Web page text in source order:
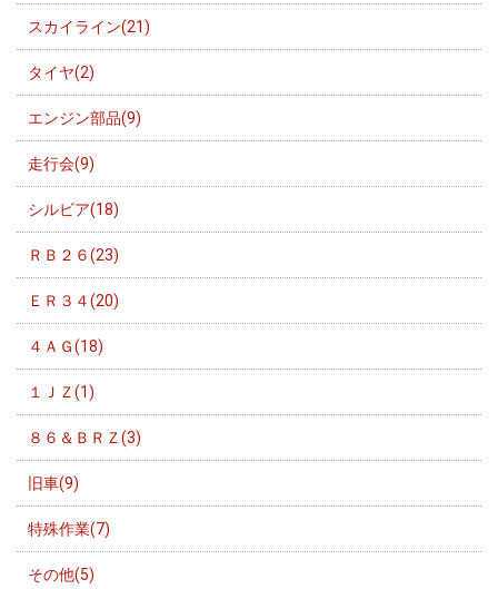
スカイライン(21)
タイヤ(2)
エンジン部品(9)
走行会(9)
シルビア(18)
ＲＢ２６(23)
ＥＲ３４(20)
４ＡＧ(18)
１ＪＺ(1)
８６＆ＢＲＺ(3)
旧車(9)
特殊作業(7)
その他(5)